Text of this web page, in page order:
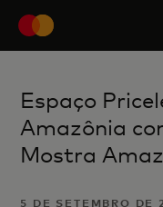
Espaço
Amazônia
Mostra
5 DE SETEMBRO